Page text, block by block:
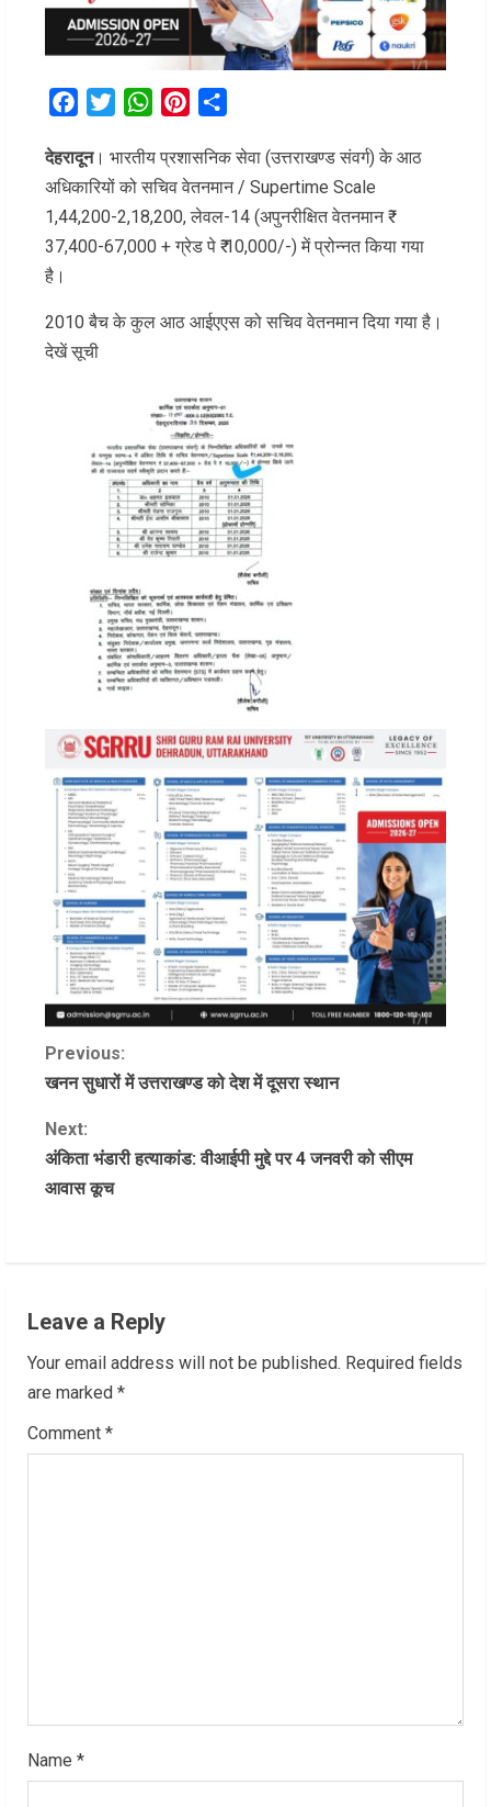
FacebookTwitterWhatsAppPinterest
देहरादून। भारतीय प्रशासनिक सेवा (उत्तराखण्ड संवर्ग) के आठ
अधिकारियों को सचिव वेतनमान / Supertime Scale
1,44,200-2,18,200, लेवल-14 (अपुनरीक्षित वेतनमान ₹
37,400-67,000 + ग्रेड पे ₹ 10,000/-) में प्रोन्नत किया गया
है।
2010 बैच के कुल आठ आईएएस को सचिव वेतनमान दिया गया है।
देखें सूची
C
n
t
u
e
R
Previous:
खनन सुधारों में उत्तराखण्ड को देश में दूसरा स्थान
Next:
अंकिता भंडारी हत्याकांड: वीआईपी मुद्दे पर 4 जनवरी को सीएम
आवास कूच
Leave a Reply
Your email address will not be published. Required fields
are marked *
Comment *
Name *